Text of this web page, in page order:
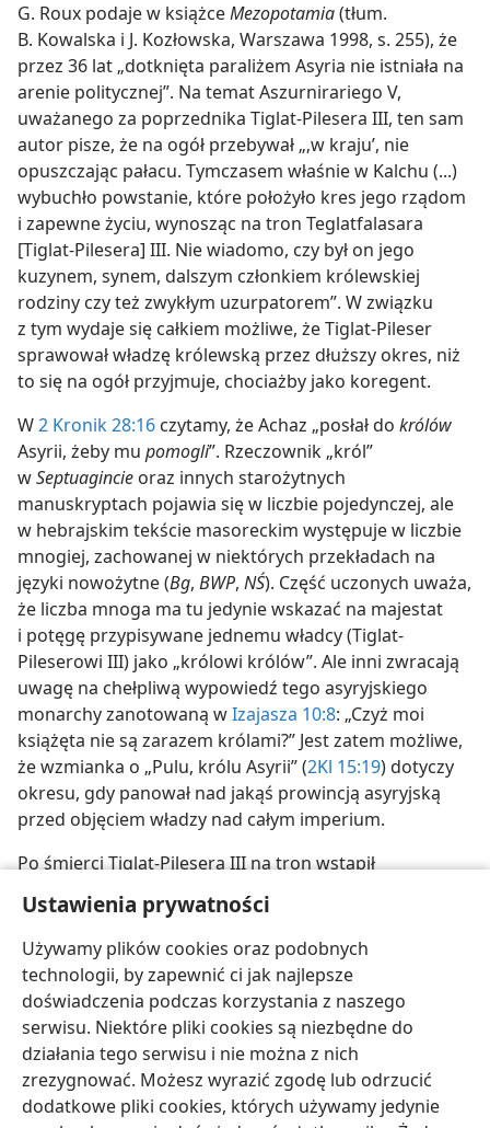
Ustawienia prywatności
Używamy plików cookies oraz podobnych
technologii, by zapewnić ci jak najlepsze
doświadczenia podczas korzystania z naszego
serwisu. Niektóre pliki cookies są niezbędne do
działania tego serwisu i nie można z nich
zrezygnować. Możesz wyrazić zgodę lub odrzucić
dodatkowe pliki cookies, których używamy jedynie
G. Roux podaje w książceMezopotamia(tłum.
B. Kowalska i J. Kozłowska, Warszawa 1998, s. 255), że
przez 36 lat „dotknięta paraliżem Asyria nie istniała na
arenie politycznej”. Na temat Aszurnirariego V,
uważanego za poprzednika Tiglat-Pilesera III, ten sam
autor pisze, że na ogół przebywał „‚w kraju’, nie
opuszczając pałacu. Tymczasem właśnie w Kalchu (...)
wybuchło powstanie, które położyło kres jego rządom
i zapewne życiu, wynosząc na tron Teglatfalasara
[Tiglat-Pilesera] III. Nie wiadomo, czy był on jego
kuzynem, synem, dalszym członkiem królewskiej
rodziny czy też zwykłym uzurpatorem”. W związku
z tym wydaje się całkiem możliwe, że Tiglat-Pileser
sprawował władzę królewską przez dłuższy okres, niż
to się na ogół przyjmuje, chociażby jako koregent.
W2 Kronik 28:16 czytamy, że Achaz „posłał do królów
Asyrii, żeby mu pomogli”. Rzeczownik „król”
wSeptuagincie oraz innych starożytnych
manuskryptach pojawia się w liczbie pojedynczej, ale
w hebrajskim tekście masoreckim występuje w liczbie
mnogiej, zachowanej w niektórych przekładach na
języki nowożytne (Bg, BWP, NŚ). Część uczonych uważa,
że liczba mnoga ma tu jedynie wskazać na majestat
i potęgę przypisywane jednemu władcy (Tiglat-
Pileserowi III) jako „królowi królów”. Ale inni zwracają
uwagę na chełpliwą wypowiedź tego asyryjskiego
monarchy zanotowaną wIzajasza 10:8: „Czyż moi
książęta nie są zarazem królami?” Jest zatem możliwe,
że wzmianka o „Pulu, królu Asyrii” (2Kl 15:19) dotyczy
okresu, gdy panował nad jakąś prowincją asyryjską
przed objęciem władzy nad całym imperium.
Po śmierci Tiglat-Pilesera III na tron wstąpił
Pileserze, gdyby nie okoliczność, że panujący później
Asarhaddon kazał niszczyć jego inskrypcje, co było
zniewagą rzadko spotykaną w dziejach Asyrii.
polski Udostępnij Ustawienia